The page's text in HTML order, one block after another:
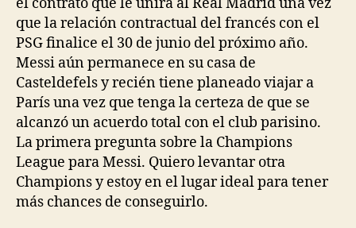
que la relación contractual del francés con el
PSG finalice el 30 de junio del próximo año.
Messi aún permanece en su casa de
Casteldefels y recién tiene planeado viajar a
París una vez que tenga la certeza de que se
alcanzó un acuerdo total con el club parisino.
La primera pregunta sobre la Champions
League para Messi. Quiero levantar otra
Champions y estoy en el lugar ideal para tener
más chances de conseguirlo.